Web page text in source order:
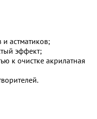
астматиков;
эффект;
к очистке акрилатная